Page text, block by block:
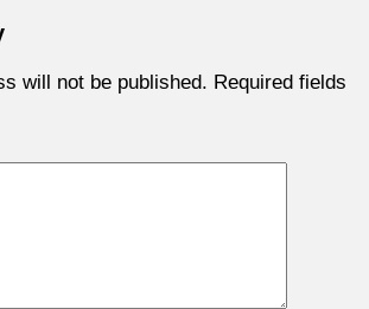
will not be published. Required fields